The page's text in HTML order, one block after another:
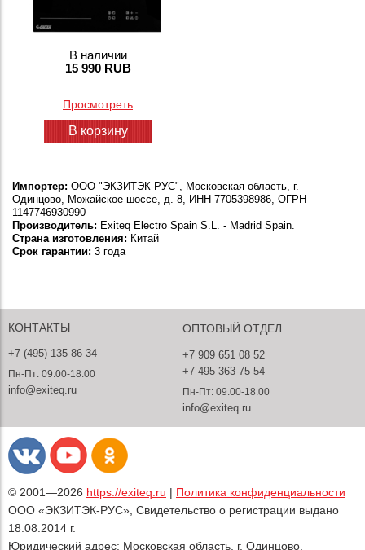
В наличии
15 990 RUB
Просмотреть
В корзину
Импортер: ООО "ЭКЗИТЭК-РУС", Московская область, г.
Одинцово, Можайское шоссе, д. 8, ИНН 7705398986, ОГРН
1147746930990
Производитель: Exiteq Electro Spain S.L. - Madrid Spain.
Страна изготовления: Китай
Срок гарантии: 3 года
КОНТАКТЫ
+7 (495) 135 86 34
Пн-Пт: 09.00-18.00
info@exiteq.ru
ОПТОВЫЙ ОТДЕЛ
+7 909 651 08 52
+7 495 363-75-54
Пн-Пт: 09.00-18.00
info@exiteq.ru
© 2001—2026 https://exiteq.ru | Политика конфиденциальности
ООО «ЭКЗИТЭК-РУС», Свидетельство о регистрации выдано
18.08.2014 г.
Юридический адрес: Московская область, г. Одинцово,